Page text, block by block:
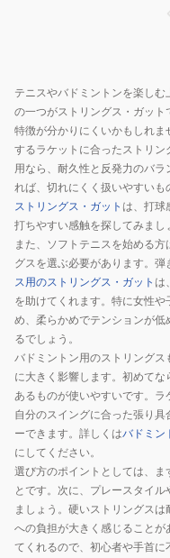
テニスやバドミントンを楽し
の一つがストリングス・ガッ
特徴が分かりにくいかもしれ
するラケットに合ったストリ
用なら、耐久性と反発力のバ
れば、切れにくく扱いやすい
ストリングス・ガット は、打球
打ちやすい感触を探してみまし
また、ソフトテニスを始める
グスを選ぶ必要があります。
ス用のストリングス・ガット は
を助けてくれます。特に女性
め、柔らかめでテンションが
るでしょう。
バドミントン用のストリング
に大きく影響します。初めて
あるものが使いやすいです。ラ
自分のスイングに合った張り
ーできます。詳しくはバドミン
にしてください。
選び方のポイントとしては、ま
とです。次に、プレースタイ
ましょう。硬いストリングス
への負担が大きく感じること
てくれるので、初心者や手首